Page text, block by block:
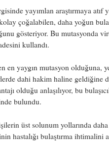
yayımlan araştırmaya atıf
çoğalabilen, daha yoğun
gösteriyor. Bu mutasyonda
kullandı.
en yaygın mutasyon olduğuna,
dahi hakim haline geldiğine
olduğu anlaşılıyor, bu
bulundu.
üst solunum yollarında
hastalığı bulaştırma ihtimalini